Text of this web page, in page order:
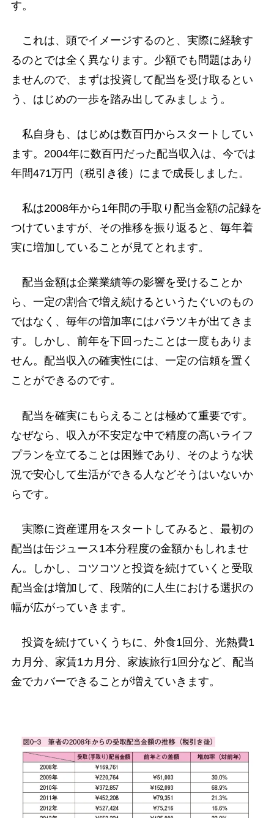
す。
これは、頭でイメージするのと、実際に経験す
るのとでは全く異なります。少額でも問題はあり
ませんので、まずは投資して配当を受け取るとい
う、はじめの一歩を踏み出してみましょう。
私自身も、はじめは数百円からスタートしてい
ます。2004年に数百円だった配当収入は、今では
年間471万円（税引き後）にまで成長しました。
私は2008年から1年間の手取り配当金額の記録を
つけていますが、その推移を振り返ると、毎年着
実に増加していることが見てとれます。
配当金額は企業業績等の影響を受けることか
ら、一定の割合で増え続けるというたぐいのもの
ではなく、毎年の増加率にはバラツキが出てきま
す。しかし、前年を下回ったことは一度もありま
せん。配当収入の確実性には、一定の信頼を置く
ことができるのです。
配当を確実にもらえることは極めて重要です。
なぜなら、収入が不安定な中で精度の高いライフ
プランを立てることは困難であり、そのような状
況で安心して生活ができる人などそうはいないか
らです。
実際に資産運用をスタートしてみると、最初の
配当は缶ジュース1本分程度の金額かもしれませ
ん。しかし、コツコツと投資を続けていくと受取
配当金は増加して、段階的に人生における選択の
幅が広がっていきます。
投資を続けていくうちに、外食1回分、光熱費1
カ月分、家賃1カ月分、家族旅行1回分など、配当
金でカバーできることが増えていきます。